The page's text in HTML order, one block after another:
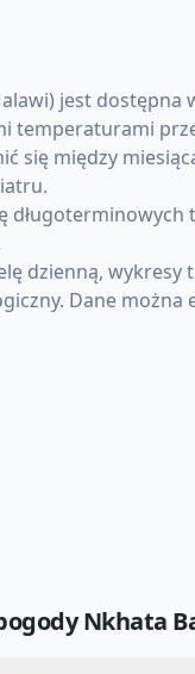
jest
się między
dzienną,
Dane
Nkhata